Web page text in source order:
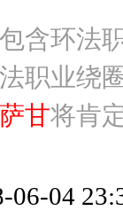
含环法
职业绕
萨甘将肯
06-04